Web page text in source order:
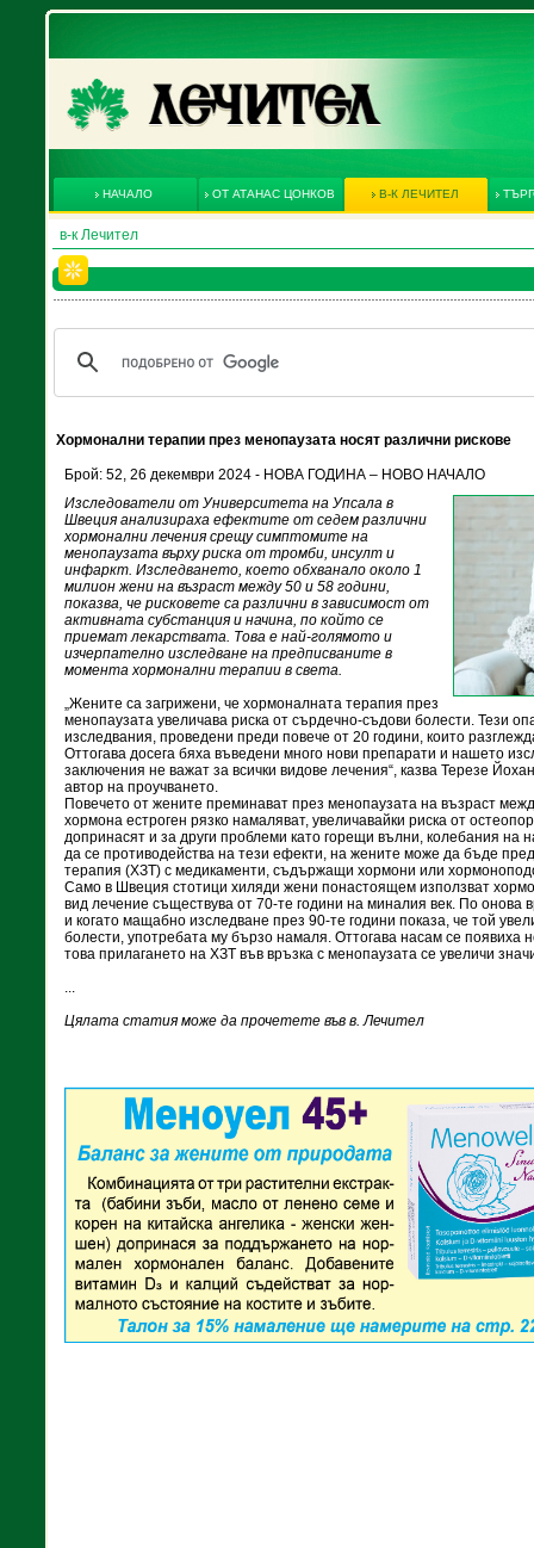
НАЧАЛО ОТ АТАНАС ЦОНКОВ В-К ЛЕЧИТЕЛ
в-к Лечител
Хормонални терапии през менопаузата носят различни рискове
Брой: 52, 26 декември 2024 - НОВА ГОДИНА – НОВО НАЧАЛО
Изследователи от Университета на Упсала в
Швеция анализираха ефектите от седем различни
хормонални лечения срещу симптомите на
менопаузата върху риска от тромби, инсулт и
инфаркт. Изследването, което обхванало около 1
милион жени на възраст между 50 и 58 години,
показва, че рисковете са различни в зависимост от
активната субстанция и начина, по който се
приемат лекарствата. Това е най-голямото и
изчерпателно изследване на предписваните в
момента хормонални терапии в света.
„Жените са загрижени, че хормоналната терапия през
менопаузата увеличава риска от сърдечно-съдови болести. Тези
изследвания, проведени преди повече от 20 години, които
Оттогава досега бяха въведени много нови препарати и нашето
заключения не важат за всички видове лечения“, казва Терезе
автор на проучването.
Повечето от жените преминават през менопаузата на възраст
хормона естроген рязко намаляват, увеличавайки риска от
допринасят и за други проблеми като горещи вълни, колебания на
да се противодейства на тези ефекти, на жените може да бъде
терапия (ХЗТ) с медикаменти, съдържащи хормони или
Само в Швеция стотици хиляди жени понастоящем използват
вид лечение съществува от 70-те години на миналия век. По
и когато мащабно изследване през 90-те години показа, че той
болести, употребата му бързо намаля. Оттогава насам се появиха
това прилагането на ХЗТ във връзка с менопаузата се увеличи
...
Цялата статия може да прочетете във в. Лечител